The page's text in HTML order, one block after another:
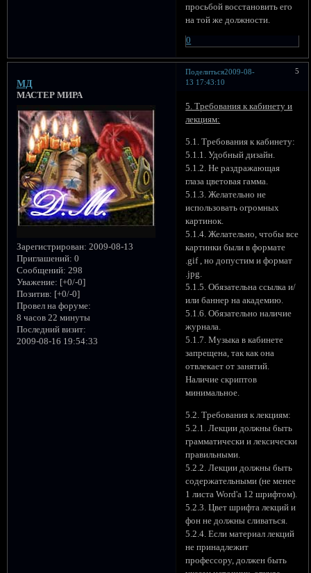
просьбой восстановить его
на той же должности.
0
Поделиться 5
2009-08-
13 17:43:10
МД
МАСТЕР МИРА
Зарегистрирован: 2009-08-13
Приглашений: 0
Сообщений: 298
Уважение: [+0/-0]
Позитив: [+0/-0]
Провел на форуме:
8 часов 22 минуты
Последний визит:
2009-08-16 19:54:33
5. Требования к кабинету и
лекциям:
5.1. Требования к кабинету:
5.1.1. Удобный дизайн.
5.1.2. Не раздражающая
глаза цветовая гамма.
5.1.3. Желательно не
использовать огромных
картинок.
5.1.4. Желательно, чтобы все
картинки были в формате
.gif , но допустим и формат
.jpg.
5.1.5. Обязательна ссылка и/
или баннер на академию.
5.1.6. Обязательно наличие
журнала.
5.1.7. Музыка в кабинете
запрещена, так как она
отвлекает от занятий.
Наличие скриптов
минимальное.
5.2. Требования к лекциям:
5.2.1. Лекции должны быть
грамматически и лексически
правильными.
5.2.2. Лекции должны быть
содержательными (не менее
1 листа Word'а 12 шрифтом).
5.2.3. Цвет шрифта лекций и
фон не должны сливаться.
5.2.4. Если материал лекций
не принадлежит
профессору, должен быть